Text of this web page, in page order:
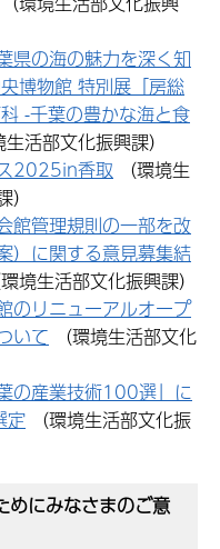
県の海の魅力を深く知
博物館 特別展「房総
-千葉の豊かな海と食
生活部文化振興課）
2025in香取
館管理規則の一部を改
）に関する意見募集結
環境生活部文化振興課）
のリニューアルオープ
いて
の産業技術100選」に
定
めにみなさまのご意